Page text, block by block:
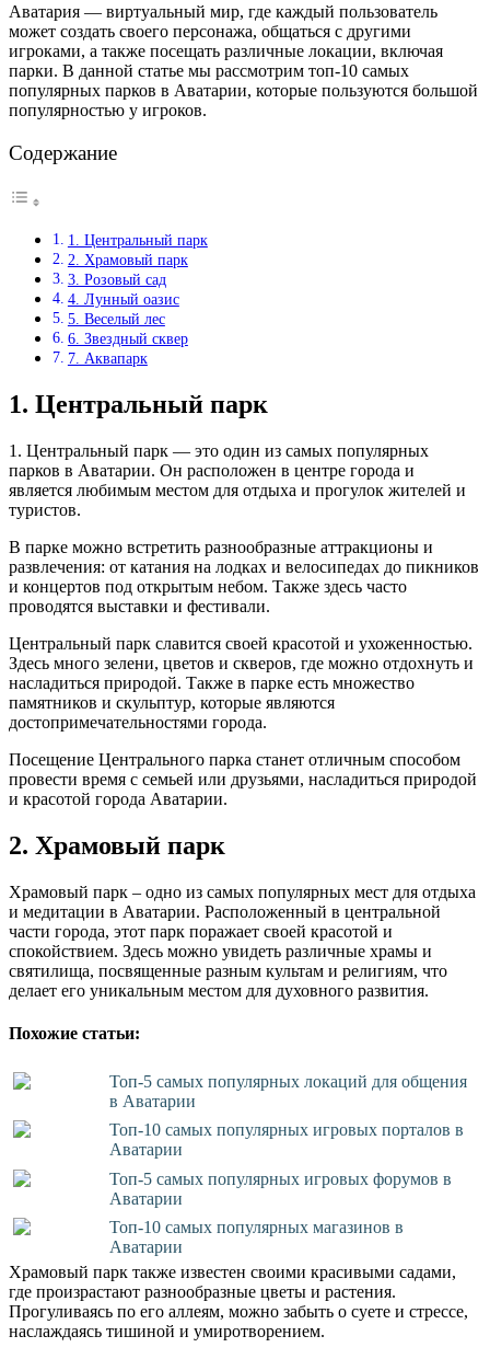
Аватария — виртуальный мир, где каждый пользователь
может создать своего персонажа, общаться с другими
игроками, а также посещать различные локации, включая
парки. В данной статье мы рассмотрим топ-10 самых
популярных парков в Аватарии, которые пользуются большой
популярностью у игроков.
Содержание
1. Центральный парк
2. Храмовый парк
3. Розовый сад
4. Лунный оазис
5. Веселый лес
6. Звездный сквер
7. Аквапарк
1. Центральный парк
1. Центральный парк — это один из самых популярных
парков в Аватарии. Он расположен в центре города и
является любимым местом для отдыха и прогулок жителей и
туристов.
В парке можно встретить разнообразные аттракционы и
развлечения: от катания на лодках и велосипедах до пикников
и концертов под открытым небом. Также здесь часто
проводятся выставки и фестивали.
Центральный парк славится своей красотой и ухоженностью.
Здесь много зелени, цветов и скверов, где можно отдохнуть и
насладиться природой. Также в парке есть множество
памятников и скульптур, которые являются
достопримечательностями города.
Посещение Центрального парка станет отличным способом
провести время с семьей или друзьями, насладиться природой
и красотой города Аватарии.
2. Храмовый парк
Храмовый парк – одно из самых популярных мест для отдыха
и медитации в Аватарии. Расположенный в центральной
части города, этот парк поражает своей красотой и
спокойствием. Здесь можно увидеть различные храмы и
святилища, посвященные разным культам и религиям, что
делает его уникальным местом для духовного развития.
Похожие статьи:
Топ-5 самых популярных локаций для общения
в Аватарии
Топ-10 самых популярных игровых порталов в
Аватарии
Топ-5 самых популярных игровых форумов в
Аватарии
Топ-10 самых популярных магазинов в
Аватарии
Храмовый парк также известен своими красивыми садами,
где произрастают разнообразные цветы и растения.
Прогуливаясь по его аллеям, можно забыть о суете и стрессе,
наслаждаясь тишиной и умиротворением.